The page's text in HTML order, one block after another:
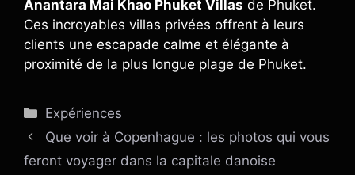
Anantara Mai Khao Phuket Villas de Phuket.
Ces incroyables villas privées offrent à leurs
clients une escapade calme et élégante à
proximité de la plus longue plage de Phuket.
Catégories
Expériences
Que voir à Copenhague : les photos qui vous
feront voyager dans la capitale danoise